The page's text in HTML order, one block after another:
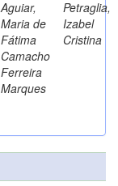
Aguiar,
Maria de
Fátima
Camacho
Ferreira
Marques
Petraglia,
Izabel
Cristina